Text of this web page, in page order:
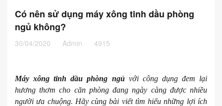
Có nên sử dụng máy xông tinh dầu phòng
ngủ không?
30/04/2020 Admin 4915
Máy xông tinh dầu phòng ngủvới công dụng đem lại
hương thơm cho căn phòng đang ngày càng được nhiều
người ưa chuộng. Hãy cùng bài viết tìm hiểu những lợi ích